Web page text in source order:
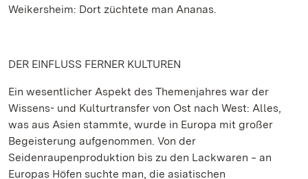
Weikersheim: Dort züchtete man Ananas.
DER EINFLUSS FERNER KULTUREN
Ein wesentlicher Aspekt des Themenjahres war der
Wissens- und Kulturtransfer von Ost nach West: Alles,
was aus Asien stammte, wurde in Europa mit großer
Begeisterung aufgenommen. Von der
Seidenraupenproduktion bis zu den Lackwaren ‒ an
Europas Höfen suchte man, die asiatischen